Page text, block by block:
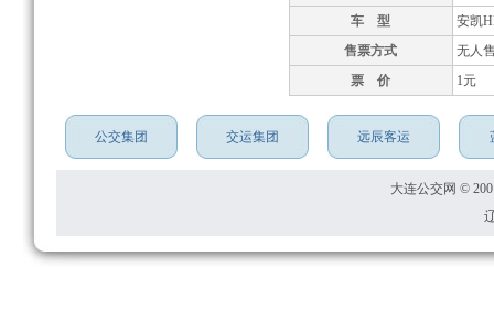
车 型
安凯
售票方式
无人
票 价
1元
公交集团 交运集团 远辰客运
大连公交网 ©